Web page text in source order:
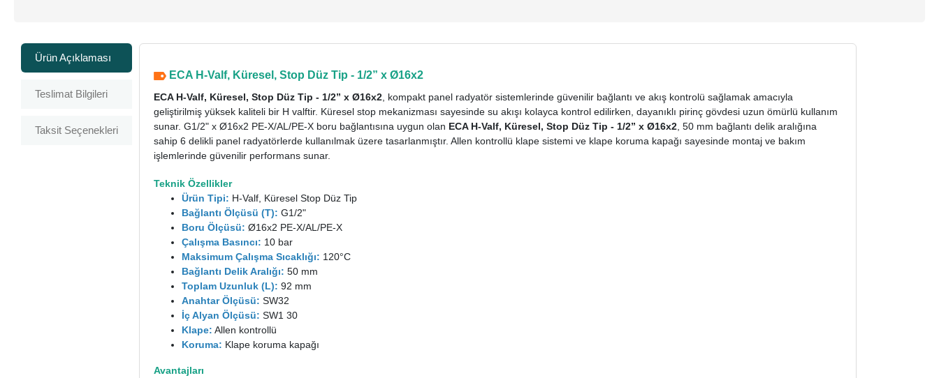
Ürün Açıklaması
Teslimat Bilgileri
Taksit Seçenekleri
ECA H-Valf, Küresel, Stop Düz Tip - 1/2” x Ø16x2
ECA H-Valf, Küresel, Stop Düz Tip - 1/2” x Ø16x2 , kompakt panel radyatör sistemlerinde güvenilir bağlantı ve akış kontrolü sağlamak amacıyla
geliştirilmiş yüksek kaliteli bir H valftir. Küresel stop mekanizması sayesinde su akışı kolayca kontrol edilirken, dayanıklı pirinç gövdesi uzun ömürlü kullanım
sunar. G1/2" x Ø16x2 PE-X/AL/PE-X boru bağlantısına uygun olan ECA H-Valf, Küresel, Stop Düz Tip - 1/2” x Ø16x2 , 50 mm bağlantı delik aralığına
sahip 6 delikli panel radyatörlerde kullanılmak üzere tasarlanmıştır. Allen kontrollü klape sistemi ve klape koruma kapağı sayesinde montaj ve bakım
işlemlerinde güvenilir performans sunar.
Teknik Özellikler
Ürün Tipi: H-Valf, Küresel Stop Düz Tip
Bağlantı Ölçüsü (T): G1/2"
Boru Ölçüsü: Ø16x2 PE-X/AL/PE-X
Çalışma Basıncı: 10 bar
Maksimum Çalışma Sıcaklığı: 120°C
Bağlantı Delik Aralığı: 50 mm
Toplam Uzunluk (L): 92 mm
Anahtar Ölçüsü: SW32
İç Alyan Ölçüsü: SW1 30
Klape: Allen kontrollü
Koruma: Klape koruma kapağı
Avantajları